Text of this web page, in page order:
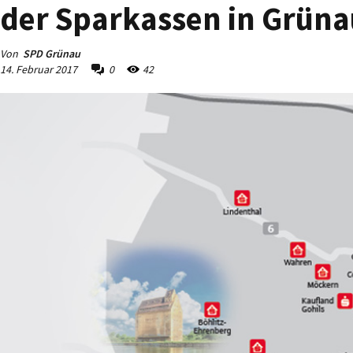
der Sparkassen in
Von SPD Grünau
14. Februar 2017
0 42